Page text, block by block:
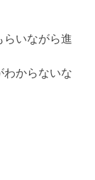
らいながら進
わからないな